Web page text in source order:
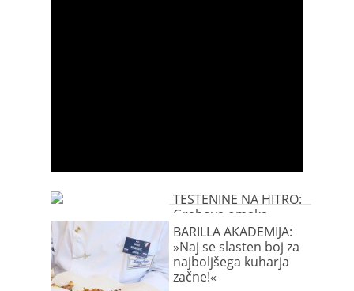
TESTENINE NA HITRO:
Grahova omaka
BARILLA AKADEMIJA:
»Naj se slasten boj za
najboljšega kuharja
začne!«